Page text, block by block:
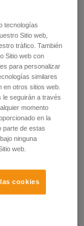
tecnologías
Sitio web,
tráfico. También
Sitio web con
para personalizar
similares
en otros sitios web.
le seguirán a través
momento
en la
parte de estas
ninguna
web.
cookies